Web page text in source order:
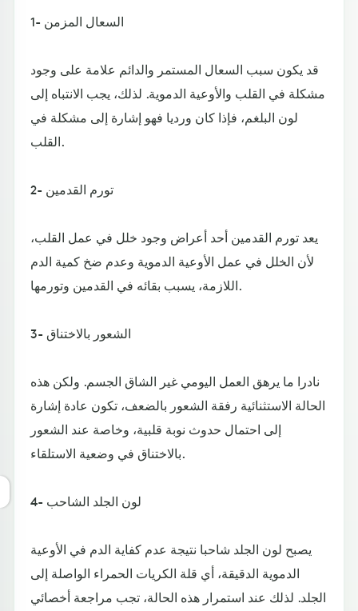
1- السعال المزمن
قد يكون سبب السعال المستمر والدائم علامة على وجود
مشكلة في القلب والأوعية الدموية. لذلك، يجب الانتباه إلى
لون البلغم، فإذا كان ورديا فهو إشارة إلى مشكلة في
القلب.
2- تورم القدمين
يعد تورم القدمين أحد أعراض وجود خلل في عمل القلب،
لأن الخلل في عمل الأوعية الدموية وعدم ضخ كمية الدم
اللازمة، يسبب بقائه في القدمين وتورمها.
3- الشعور بالاختناق
نادرا ما يرهق العمل اليومي غير الشاق الجسم. ولكن هذه
الحالة الاستثنائية رفقة الشعور بالضعف، تكون عادة إشارة
إلى احتمال حدوث نوبة قلبية، وخاصة عند الشعور
بالاختناق في وضعية الاستلقاء.
4- لون الجلد الشاحب
يصبح لون الجلد شاحبا نتيجة عدم كفاية الدم في الأوعية
الدموية الدقيقة، أي قلة الكريات الحمراء الواصلة إلى
الجلد. لذلك عند استمرار هذه الحالة، تجب مراجعة أخصائي